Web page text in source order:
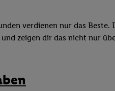
verdienen nur das
zeigen dir das nicht nur